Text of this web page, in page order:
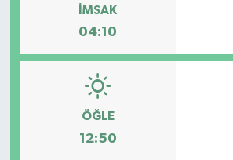
İMSAK
04:10
ÖĞLE
12:50